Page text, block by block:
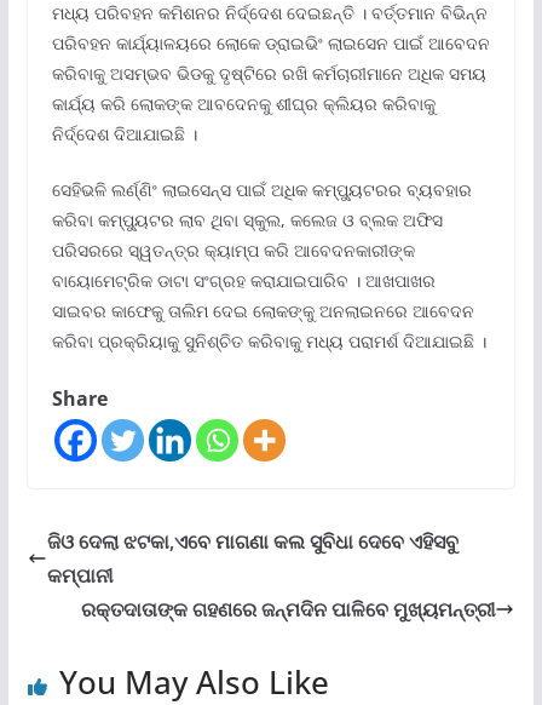
ମଧ୍ୟ ପରିବହନ କମିଶନର ନିର୍ଦ୍ଦେଶ ଦେଇଛନ୍ତି । ବର୍ତ୍ତମାନ ବିଭିନ୍ନ
ପରିବହନ କାର୍ଯ୍ୟାଳୟରେ ଲୋକେ ଡ୍ରାଇଭିଂ ଲାଇସେନ ପାଇଁ ଆବେଦନ
କରିବାକୁ ଅସମ୍ଭବ ଭିଡକୁ ଦୃଷ୍ଟିରେ ରଖି କର୍ମଚାରୀମାନେ ଅଧିକ ସମୟ
କାର୍ଯ୍ୟ କରି ଲୋକଙ୍କ ଆବଦେନକୁ ଶୀଘ୍ର କ୍ଲିୟର କରିବାକୁ
ନିର୍ଦ୍ଦେଶ ଦିଆଯାଇଛି ।
ସେହିଭଳି ଲର୍ଣ୍ଣିଂ ଲାଇସେନ୍ସ ପାଇଁ ଅଧିକ କମ୍ପ୍ୟୁଟରର ବ୍ୟବହାର
କରିବା କମ୍ପ୍ୟୁଟର ଲାବ ଥିବା ସ୍କୁଲ, କଲେଜ ଓ ବ୍ଲକ ଅଫିସ
ପରିସରରେ ସ୍ୱତନ୍ତ୍ର କ୍ୟାମ୍ପ କରି ଆବେଦନକାରୀଙ୍କ
ବାୟୋମେଟ୍ରିକ ଡାଟା ସଂଗ୍ରହ କରାଯାଇପାରିବ । ଆଖପାଖର
ସାଇବର କାଫେକୁ ତାଲିମ ଦେଇ ଲୋକଙ୍କୁ ଅନଲାଇନରେ ଆବେଦନ
କରିବା ପ୍ରକ୍ରିୟାକୁ ସୁନିଶ୍ଚିତ କରିବାକୁ ମଧ୍ୟ ପରାମର୍ଶ ଦିଆଯାଇଛି ।
Share
ଜିଓ ଦେଲା ଝଟକା,ଏବେ ମାଗଣା କଲ ସୁବିଧା ଦେବେ ଏହିସବୁ
କମ୍ପାନୀ
ରକ୍ତଦାତାଙ୍କ ଗହଣରେ ଜନ୍ମଦିନ ପାଳିବେ ମୁଖ୍ୟମନ୍ତ୍ରୀ
You May Also Like